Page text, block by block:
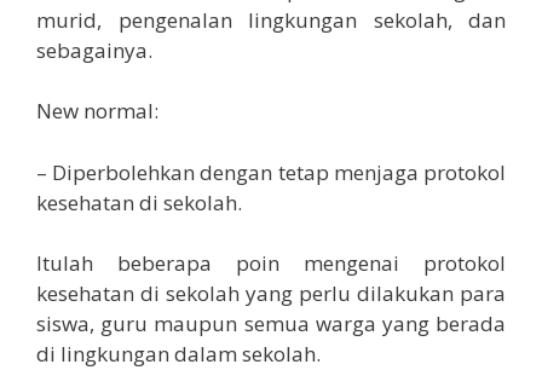
murid, pengenalan lingkungan sekolah, dan
sebagainya.
New normal:
– Diperbolehkan dengan tetap menjaga protokol
kesehatan di sekolah.
Itulah beberapa poin mengenai protokol
kesehatan di sekolah yang perlu dilakukan para
siswa, guru maupun semua warga yang berada
di lingkungan dalam sekolah.